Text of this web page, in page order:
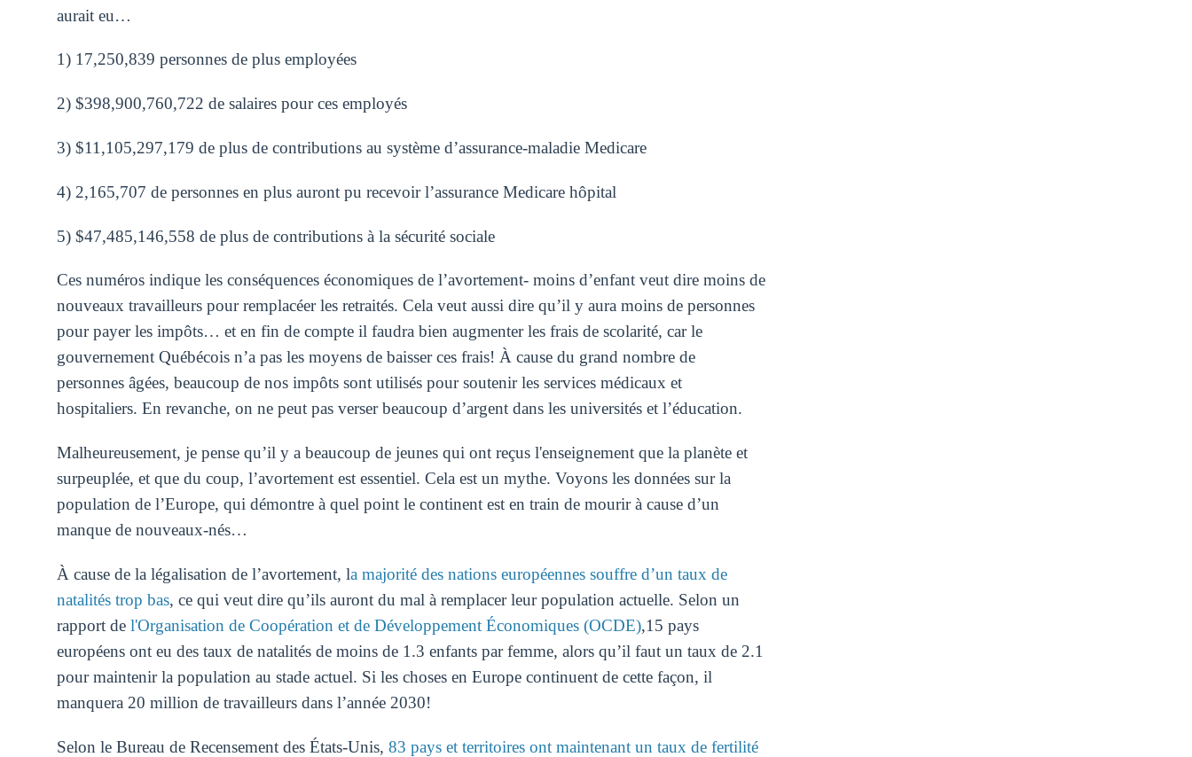
aurait eu…
1) 17,250,839 personnes de plus employées
2) $398,900,760,722 de salaires pour ces employés
3) $11,105,297,179 de plus de contributions au système d’assurance-maladie Medicare
4) 2,165,707 de personnes en plus auront pu recevoir l’assurance Medicare hôpital
5) $47,485,146,558 de plus de contributions à la sécurité sociale
Ces numéros indique les conséquences économiques de l’avortement- moins d’enfant veut dire moins de
nouveaux travailleurs pour remplacéer les retraités. Cela veut aussi dire qu’il y aura moins de personnes
pour payer les impôts… et en fin de compte il faudra bien augmenter les frais de scolarité, car le
gouvernement Québécois n’a pas les moyens de baisser ces frais! À cause du grand nombre de
personnes âgées, beaucoup de nos impôts sont utilisés pour soutenir les services médicaux et
hospitaliers. En revanche, on ne peut pas verser beaucoup d’argent dans les universités et l’éducation.
Malheureusement, je pense qu’il y a beaucoup de jeunes qui ont reçus l'enseignement que la planète et
surpeuplée, et que du coup, l’avortement est essentiel. Cela est un mythe. Voyons les données sur la
population de l’Europe, qui démontre à quel point le continent est en train de mourir à cause d’un
manque de nouveaux-nés…
À cause de la légalisation de l’avortement, la majorité des nations européennes souffre d’un taux de
natalités trop bas, ce qui veut dire qu’ils auront du mal à remplacer leur population actuelle. Selon un
rapport de l'Organisation de Coopération et de Développement Économiques (OCDE),15 pays
européens ont eu des taux de natalités de moins de 1.3 enfants par femme, alors qu’il faut un taux de 2.1
pour maintenir la population au stade actuel. Si les choses en Europe continuent de cette façon, il
manquera 20 million de travailleurs dans l’année 2030!
Selon le Bureau de Recensement des États-Unis, 83 pays et territoires ont maintenant un taux de fertilité